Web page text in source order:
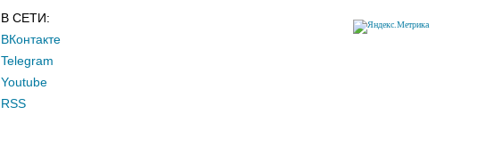
В СЕТИ:
ВКонтакте
Telegram
Youtube
RSS